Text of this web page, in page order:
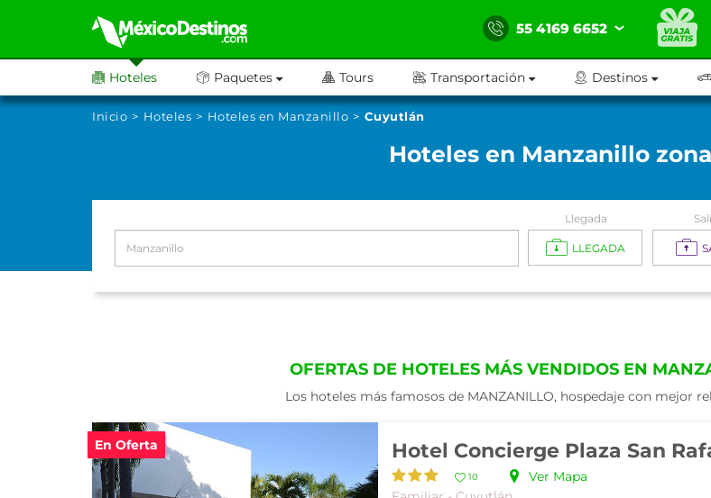
55 4169 6652
Hoteles Paquetes Tours Transportación Destinos
Inicio Hoteles Hoteles en Manzanillo Cuyutlán
Hoteles en Manzanillo
Llegada
LLEGADA
OFERTAS DE HOTELES MÁS VENDIDOS EN
Los hoteles más famosos de MANZANILLO, hospedaje con mejor
En Oferta Hotel Concierge Plaza San
10
Ver Mapa